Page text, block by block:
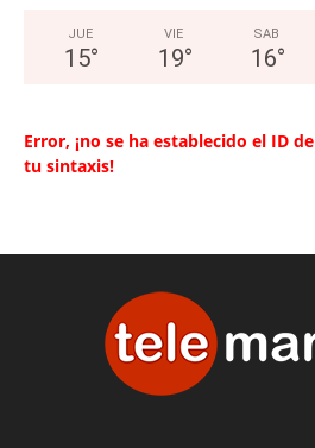
JUE
15°
VIE
19°
SAB
16°
Error, ¡no se ha establecido el ID
tu sintaxis!